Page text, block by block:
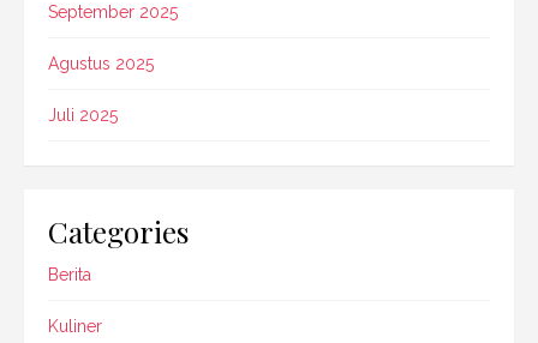
September 2025
Agustus 2025
Juli 2025
Categories
Berita
Kuliner